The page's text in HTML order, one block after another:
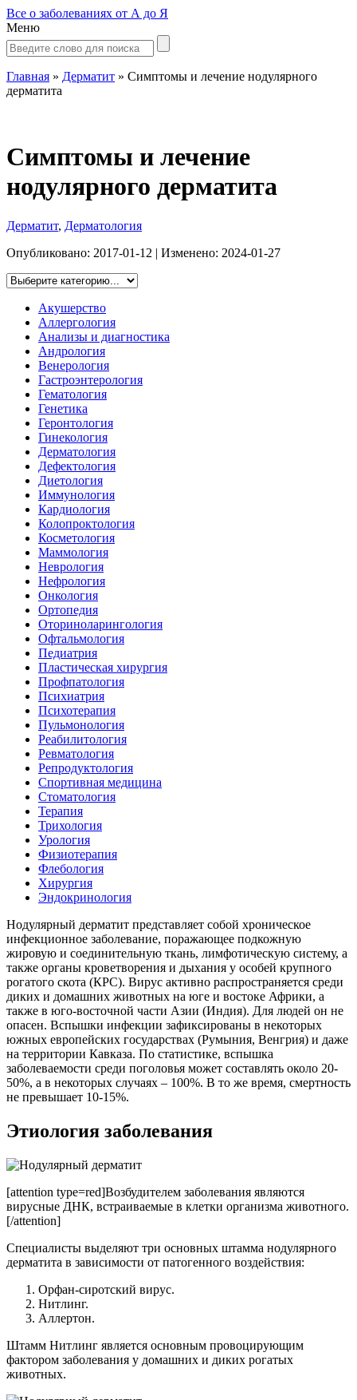
Все о заболеваниях от А до Я
Меню
Главная » Дерматит » Симптомы и лечение нодулярного
дерматита
Симптомы и лечение
нодулярного дерматита
Дерматит, Дерматология
Опубликовано: 2017-01-12 | Изменено: 2024-01-27
Акушерство
Аллергология
Анализы и диагностика
Андрология
Венерология
Гастроэнтерология
Гематология
Генетика
Геронтология
Гинекология
Дерматология
Дефектология
Диетология
Иммунология
Кардиология
Колопроктология
Косметология
Маммология
Неврология
Нефрология
Онкология
Ортопедия
Оториноларингология
Офтальмология
Педиатрия
Пластическая хирургия
Профпатология
Психиатрия
Психотерапия
Пульмонология
Реабилитология
Ревматология
Репродуктология
Спортивная медицина
Стоматология
Терапия
Трихология
Урология
Физиотерапия
Флебология
Хирургия
Эндокринология
Нодулярный дерматит представляет собой хроническое
инфекционное заболевание, поражающее подкожную
жировую и соединительную ткань, лимфотическую систему, а
также органы кроветворения и дыхания у особей крупного
рогатого скота (КРС). Вирус активно распространяется среди
диких и домашних животных на юге и востоке Африки, а
также в юго-восточной части Азии (Индия). Для людей он не
опасен. Вспышки инфекции зафиксированы в некоторых
южных европейских государствах (Румыния, Венгрия) и даже
на территории Кавказа. По статистике, вспышка
заболеваемости среди поголовья может составлять около 20-
50%, а в некоторых случаях – 100%. В то же время, смертность
не превышает 10-15%.
Этиология заболевания
[attention type=red]Возбудителем заболевания являются
вирусные ДНК, встраиваемые в клетки организма животного.
[/attention]
Специалисты выделяют три основных штамма нодулярного
дерматита в зависимости от патогенного воздействия:
Орфан-сиротский вирус.
Нитлинг.
Аллертон.
Штамм Нитлинг является основным провоцирующим
фактором заболевания у домашних и диких рогатых
животных.